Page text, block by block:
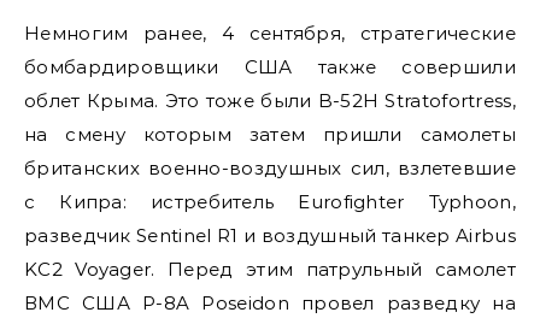
Немногим ранее, 4 сентября, стратегические
бомбардировщики США также совершили
облет Крыма. Это тоже были B-52H Stratofortress,
на смену которым затем пришли самолеты
британских военно-воздушных сил, взлетевшие
с Кипра: истребитель Eurofighter Typhoon,
разведчик Sentinel R1 и воздушный танкер Airbus
KC2 Voyager. Перед этим патрульный самолет
ВМС США P-8A Poseidon провел разведку на